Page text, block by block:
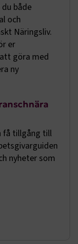
både
och
Näringsliv.
er
göra med
ny
få tillgång till
nyheter som